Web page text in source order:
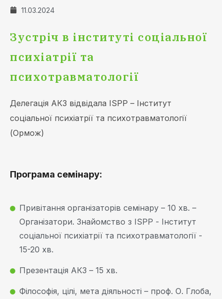
11.03.2024
Зустріч в інституті соціальної
психіатрії та
психотравматології
Делегація АКЗ відвідала ISPP – Інститут
соціальної психіатрії та психотравматології
(Ормож)
Програма семінару:
Привітання організаторів семінару – 10 хв. –
Організатори. Знайомство з ISPP - Інститут
соціальної психіатрії та психотравматології -
15-20 хв.
Презентація АКЗ – 15 хв.
Філософія, цілі, мета діяльності – проф. О. Глоба,